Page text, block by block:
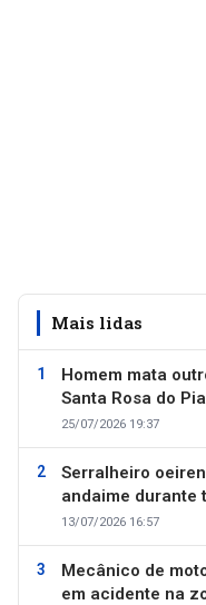
Mais lidas
Homem mata
Santa Rosa do
25/07/2026 19:37
Serralheiro
andaime durante
13/07/2026 16:57
Mecânico de
em acidente na